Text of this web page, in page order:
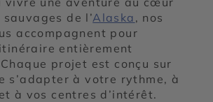
de l’Alaska , nos
accompagnent pour
entièrement
projet est conçu sur
s’adapter à votre rythme, à
à vos centres d’intérêt.